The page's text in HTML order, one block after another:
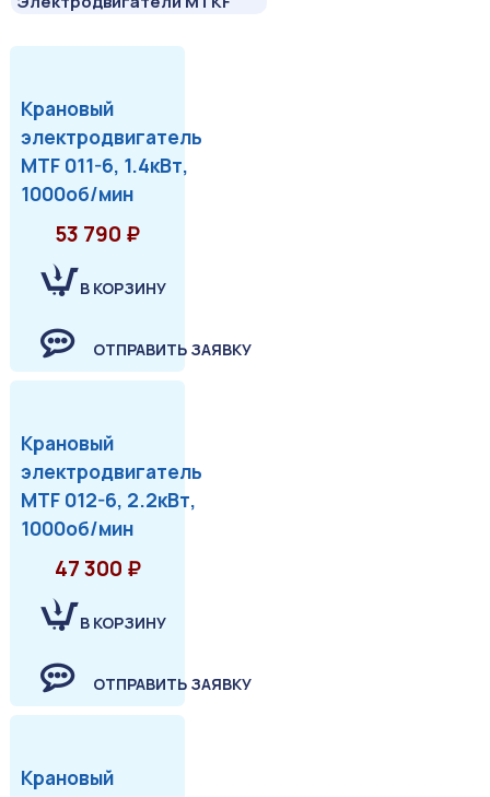
Крановый
электродвигатель
MTF 011-6, 1.4кВт,
1000об/мин
53 790 ₽
В КОРЗИНУ
ОТПРАВИТЬ ЗАЯВКУ
Крановый
электродвигатель
MTF 012-6, 2.2кВт,
1000об/мин
47 300 ₽
В КОРЗИНУ
ОТПРАВИТЬ ЗАЯВКУ
Крановый